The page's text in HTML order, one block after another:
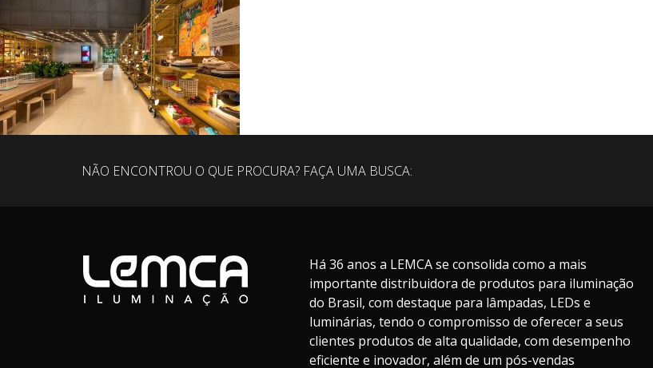
NÃO ENCONTROU O QUE PROCURA? FAÇA UMA BUSCA:
Há 36 anos a LEMCA se consolida como a mais
importante distribuidora de produtos para iluminação
do Brasil, com destaque para lâmpadas, LEDs e
luminárias, tendo o compromisso de oferecer a seus
clientes produtos de alta qualidade, com desempenho
eficiente e inovador, além de um pós-vendas